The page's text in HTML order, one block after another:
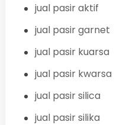
jual pasir aktif
jual pasir garnet
jual pasir kuarsa
jual pasir kwarsa
jual pasir silica
jual pasir silika